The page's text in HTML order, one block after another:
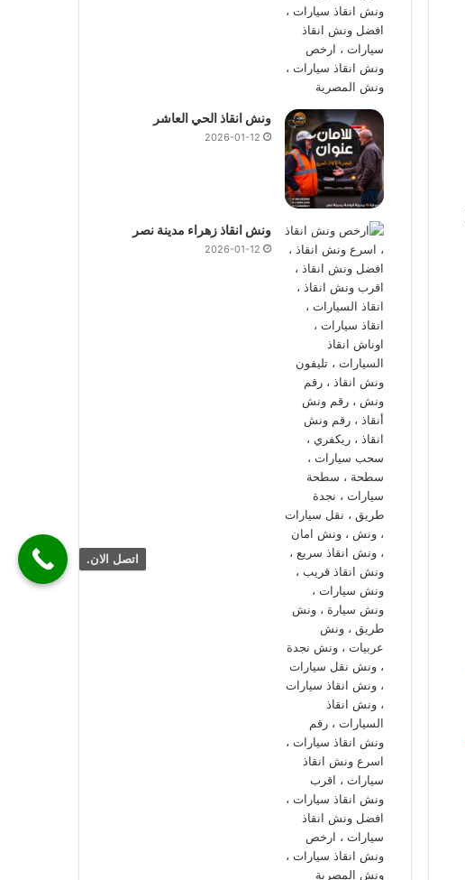
ونش انقاذ الحي العاشر
2026-01-12
ونش انقاذ زهراء مدينة نصر
2026-01-12
اتصل الان.